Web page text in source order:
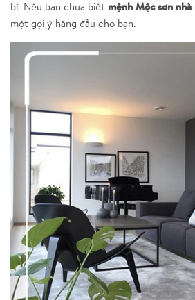
bí. Nếu bạn chưa biết mệnh Mộc sơn nhà
một gợi ý hàng đầu cho bạn.